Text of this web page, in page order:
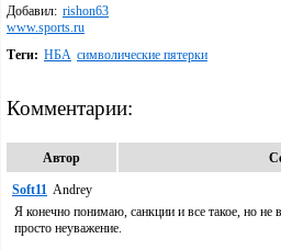
Добавил: rishon63
www.sports.ru
Теги: НБА символические пятерки
Комментарии:
Автор
Soft11 Andrey
Я конечно понимаю, санкции и все такое, но не
просто неуважение.